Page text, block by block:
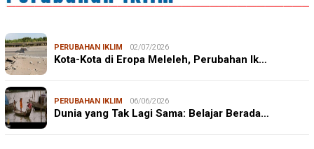
PERUBAHAN IKLIM 02/07/2026
Kota-Kota di Eropa Meleleh, Perubahan Ik…
PERUBAHAN IKLIM 06/06/2026
Dunia yang Tak Lagi Sama: Belajar Berada…